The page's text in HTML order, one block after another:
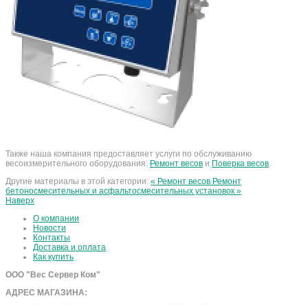
Также наша компания предоставляет услуги по обслуживанию
весоизмерительного оборудования: Ремонт весов и Поверка весов.
Другие материалы в этой категории: « Ремонт весов Ремонт
бетоносмесительных и асфальтосмесительных установок »
Наверх
О компании
Новости
Контакты
Доставка и оплата
Как купить
ООО "Вес Сервер Ком"
АДРЕС МАГАЗИНА: